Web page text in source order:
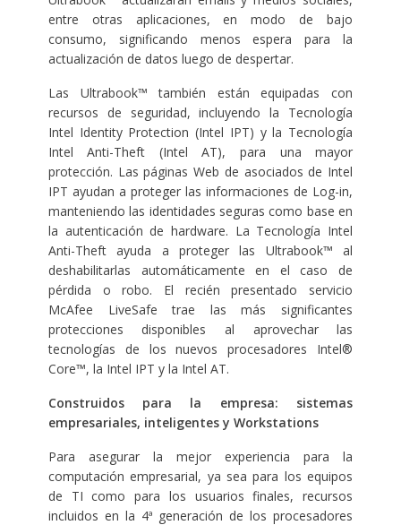
entre otras aplicaciones, en modo de bajo
consumo, significando menos espera para la
actualización de datos luego de despertar.
Las Ultrabook™ también están equipadas con
recursos de seguridad, incluyendo la Tecnología
Intel Identity Protection (Intel IPT) y la Tecnología
Intel Anti-Theft (Intel AT), para una mayor
protección. Las páginas Web de asociados de Intel
IPT ayudan a proteger las informaciones de Log-in,
manteniendo las identidades seguras como base en
la autenticación de hardware. La Tecnología Intel
Anti-Theft ayuda a proteger las Ultrabook™ al
deshabilitarlas automáticamente en el caso de
pérdida o robo. El recién presentado servicio
McAfee LiveSafe trae las más significantes
protecciones disponibles al aprovechar las
tecnologías de los nuevos procesadores Intel®
Core™, la Intel IPT y la Intel AT.
Construidos para la empresa: sistemas
empresariales, inteligentes y Workstations
Para asegurar la mejor experiencia para la
computación empresarial, ya sea para los equipos
de TI como para los usuarios finales, recursos
incluidos en la 4ª generación de los procesadores